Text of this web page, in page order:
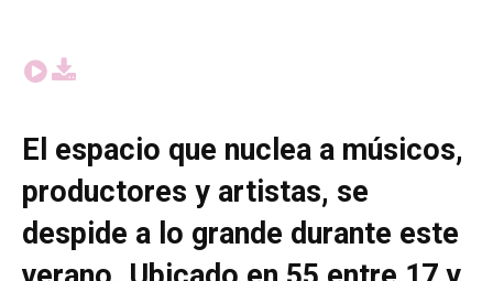
El espacio que nuclea a músicos,
productores y artistas, se
despide a lo grande durante este